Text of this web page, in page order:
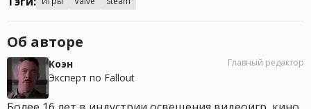
Об авторе
Коэн
Эксперт по Fallout
Главный редактор